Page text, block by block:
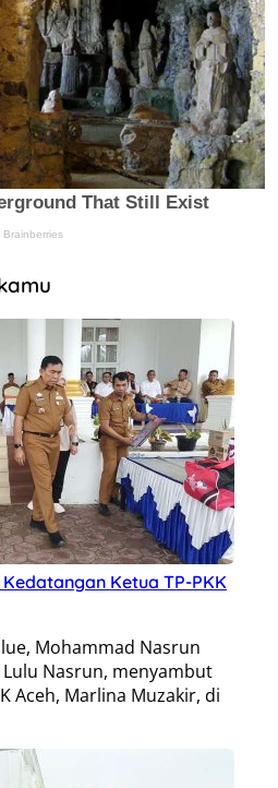
Ketua TP-PKK
Mohammad Nasrun
Nasrun, menyambut
Aceh, Marlina Muzakir, di